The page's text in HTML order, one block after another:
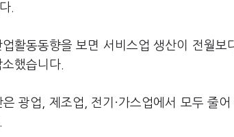
.
활동동향을 보면 서비스업 생산이 전월
했습니다.
은 광업, 제조업, 전기·가스업에서 모두 줄